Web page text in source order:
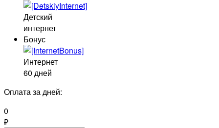
Детский
интернет
Бонус
Интернет
60 дней
Оплата задней:
0
₽